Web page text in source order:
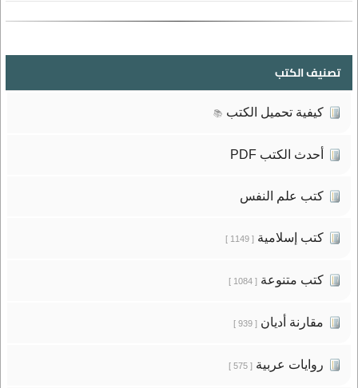
تصنيف الكتب
كيفية تحميل الكتب 📚
أحدث الكتب PDF
كتب علم النفس
كتب إسلامية[ 1149 ]
كتب متنوعة[ 1084 ]
مقارنة أديان[ 939 ]
روايات عربية[ 575 ]